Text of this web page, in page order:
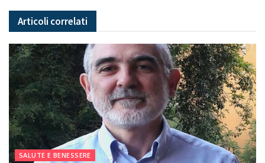
Articoli correlati
SALUTE E BENESSERE